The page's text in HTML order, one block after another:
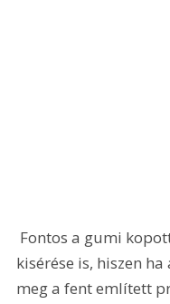
kisérése is, hiszen
meg a fent említett